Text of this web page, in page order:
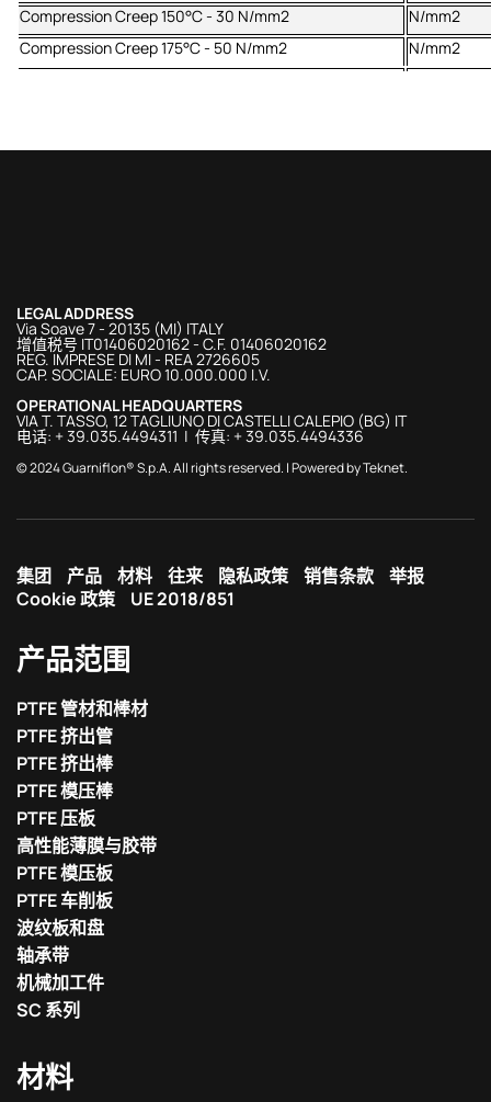
Compression Creep 150°C - 30 N/mm2
N/mm2
Compression Creep 175°C - 50 N/mm2
N/mm2
LEGAL ADDRESS
Via Soave 7 - 20135 (MI) ITALY
增值税号 IT01406020162 - C.F. 01406020162
REG. IMPRESE DI MI - REA 2726605
CAP. SOCIALE: EURO 10.000.000 I.V.
OPERATIONAL HEADQUARTERS
VIA T. TASSO, 12 TAGLIUNO DI CASTELLI CALEPIO (BG) IT
电话: + 39.035.4494311 | 传真: + 39.035.4494336
© 2024 Guarniflon® S.p.A. All rights reserved. | Powered byTeknet.
集团 产品 材料 往来 隐私政策 销售条款
举报
Cookie 政策
UE 2018/851
产品范围
PTFE 管材和棒材
PTFE 挤出管
PTFE 挤出棒
PTFE 模压棒
PTFE 压板
高性能薄膜与胶带
PTFE 模压板
PTFE 车削板
波纹板和盘
轴承带
机械加工件
SC 系列
材料